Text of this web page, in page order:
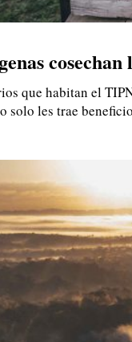
que habitan el
solo les trae